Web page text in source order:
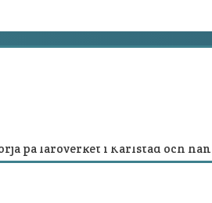
flyttade till
på läroverket i Karlstad och